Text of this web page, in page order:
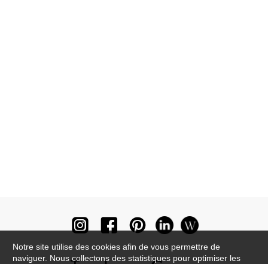
Notre site utilise des cookies afin de vous permettre de
naviguer. Nous collectons des statistiques pour optimiser les